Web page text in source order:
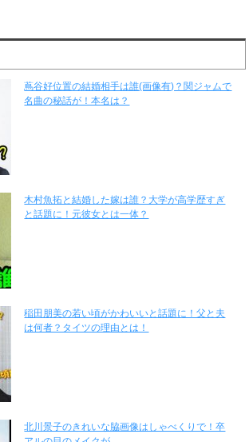
蔦谷好位置の結婚相手は誰(画像有)？関ジャムで
名曲の秘話が！本名は？
木村魚拓と結婚した嫁は誰？大学が高学歴すぎ
と話題に！元彼女とは一体？
稲田朋美の若い頃がかわいいと話題に！父と夫
は何者？タイツの理由とは！
北川景子のきれいな脇画像はしゃべくりで！卒